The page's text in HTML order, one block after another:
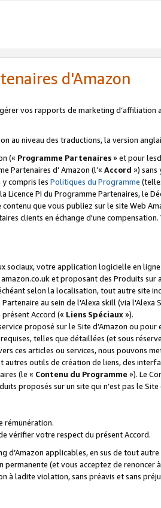
d'Amazon
vos rapports de marketing d’affiliation
au niveau des traductions, la version
(« Programme Partenaires» et pour
Partenaires d’ Amazon (l’« Accord ») sans
compris les Politiques du Programme
PI du Programme Partenaires, le
que vous publiez sur le site Web
clients en échange d'une
sociaux, votre application logicielle en
et proposant des Produits sur
selon la localisation, tout autre site
Partenaire au sein de l'Alexa skill (via l'Alexa
Accord (« Liens Spéciaux»).
proposé sur le Site d’Amazon ou
telles que détaillées (et sous
ces articles ou services, nous pouvons
autres outils de création de liens, des
(le « Contenu du Programme »). Le
proposés sur un site qui n’est pas le Site
rémunération.
vérifier votre respect du présent Accord.
d’Amazon applicables, en sus de tout
(et vous acceptez de renoncer
à ladite violation, sans préavis et sans